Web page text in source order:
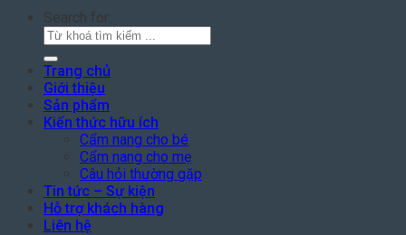
Search for:
Trang chủ
Giới thiệu
Sản phẩm
Kiến thức hữu ích
Cẩm nang cho bé
Cẩm nang cho mẹ
Câu hỏi thường gặp
Tin tức – Sự kiện
Hỗ trợ khách hàng
Liên hệ